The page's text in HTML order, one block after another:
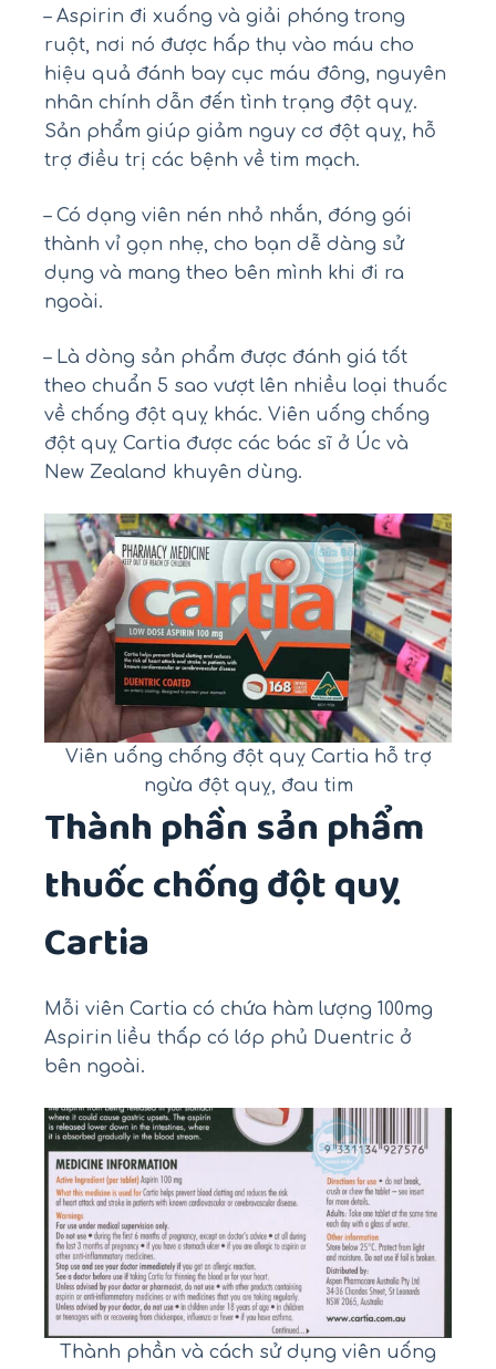
– Aspirin đi xuống và giải phóng trong
ruột, nơi nó được hấp thụ vào máu cho
hiệu quả đánh bay cục máu đông, nguyên
nhân chính dẫn đến tình trạng đột quỵ.
Sản phẩm giúp giảm nguy cơ đột quỵ, hỗ
trợ điều trị các bệnh về tim mạch.
– Có dạng viên nén nhỏ nhắn, đóng gói
thành vỉ gọn nhẹ, cho bạn dễ dàng sử
dụng và mang theo bên mình khi đi ra
ngoài.
– Là dòng sản phẩm được đánh giá tốt
theo chuẩn 5 sao vượt lên nhiều loại thuốc
về chống đột quỵ khác. Viên uống chống
đột quỵ Cartia được các bác sĩ ở Úc và
New Zealand khuyên dùng.
Viên uống chống đột quỵ Cartia hỗ trợ
ngừa đột quỵ, đau tim
Thành phần sản phẩm
thuốc chống đột quỵ
Cartia
Mỗi viên Cartia có chứa hàm lượng 100mg
Aspirin liều thấp có lớp phủ Duentric ở
bên ngoài.
Thành phần và cách sử dụng viên uống